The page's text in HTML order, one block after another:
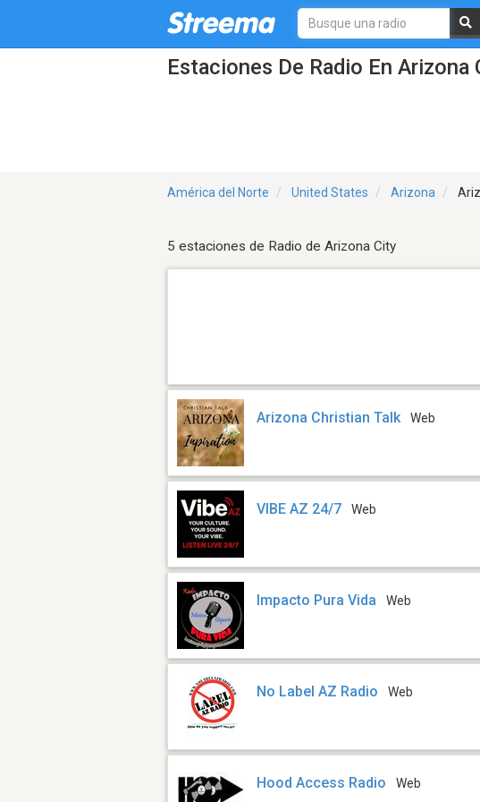
Estaciones De Radio En
América del Norte United States Arizona
5 estaciones de Radio de Arizona City
Arizona Christian Talk Web
VIBE AZ 24/7 Web
Impacto Pura Vida Web
No Label AZ Radio Web
Hood Access Radio Web